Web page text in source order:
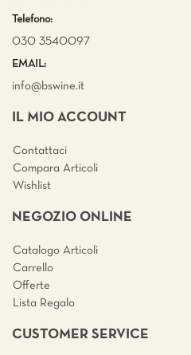
Telefono:
030 3540097
EMAIL:
info@bswine.it
IL MIO ACCOUNT
Contattaci
Compara Articoli
Wishlist
NEGOZIO ONLINE
Catalogo Articoli
Carrello
Offerte
Lista Regalo
CUSTOMER SERVICE